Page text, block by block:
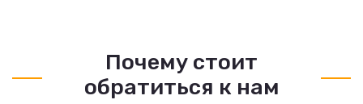
Почему стоит
обратиться к нам